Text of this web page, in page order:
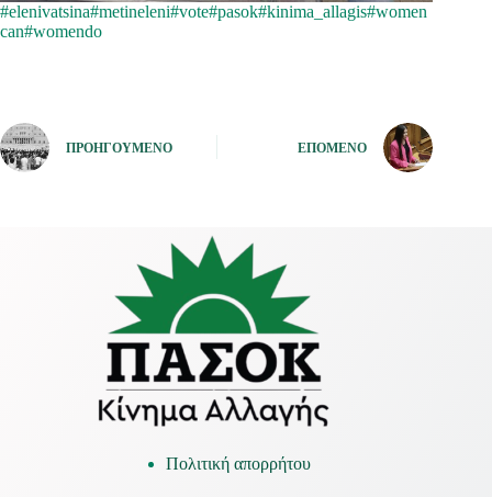
#elenivatsina#metineleni#vote#pasok#kinima_allagis#women
can#womendo
ΠΡΟΗΓΟΎΜΕΝΟ ΕΠΌΜΕΝΟ
Πολιτική απορρήτου